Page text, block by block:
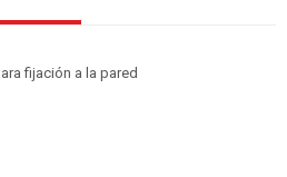
fijación a la pared